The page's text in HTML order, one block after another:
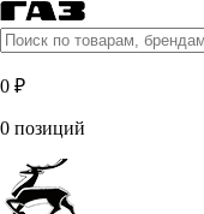
0 ₽
0 позиций